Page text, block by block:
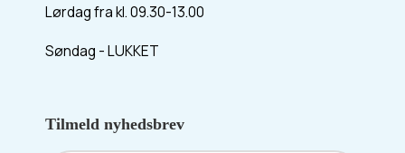
Lørdag fra kl. 09.30-13.00
Søndag - LUKKET
Tilmeld nyhedsbrev